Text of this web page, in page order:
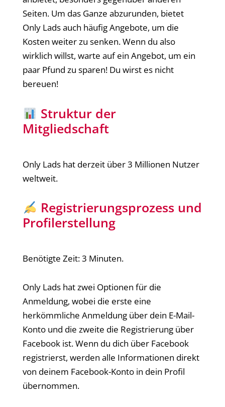
Seiten. Um das Ganze abzurunden, bietet
Only Lads auch häufig Angebote, um die
Kosten weiter zu senken. Wenn du also
wirklich willst, warte auf ein Angebot, um ein
paar Pfund zu sparen! Du wirst es nicht
bereuen!
Struktur der
Mitgliedschaft
Only Lads hat derzeit über 3 Millionen Nutzer
weltweit.
Registrierungsprozess und
Profilerstellung
Benötigte Zeit:3 Minuten.
Only Lads hat zwei Optionen für die
Anmeldung, wobei die erste eine
herkömmliche Anmeldung über dein E-Mail-
Konto und die zweite die Registrierung über
Facebook ist. Wenn du dich über Facebook
registrierst, werden alle Informationen direkt
von deinem Facebook-Konto in dein Profil
übernommen.